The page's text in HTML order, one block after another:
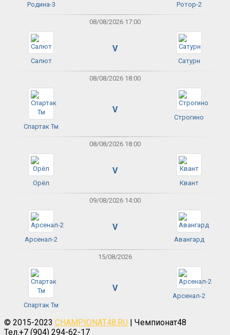
Родина-3 Ротор-2
08/08/2026 17:00
Салют
V
Сатурн
08/08/2026 18:00
Спартак Тм
V
Строгино
08/08/2026 18:00
Орёл
V
Квант
09/08/2026 14:00
Арсенал-2
V
Авангард
15/08/2026
Спартак Тм
V
Арсенал-2
© 2015-2023 CHAMPIONAT48.RU | Чемпионат48
Тел.+7 (904) 294-62-17